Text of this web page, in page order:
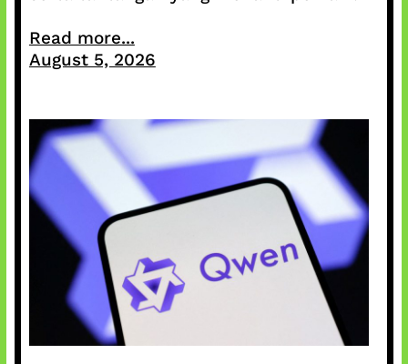
Read more...
August 5, 2026